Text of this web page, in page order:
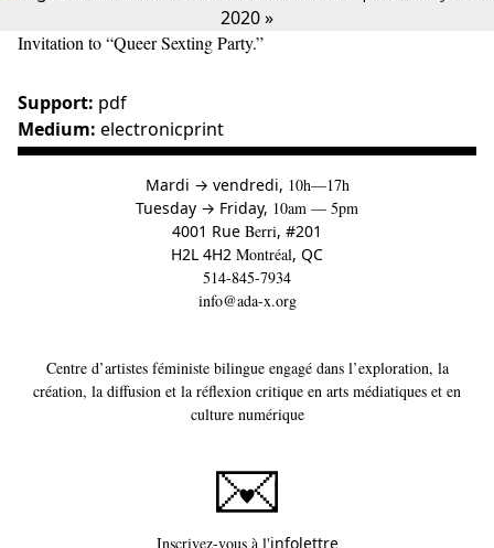
Invitation to “Queer Sexting Party.”
Support: pdf
Medium: electronicprint
Mardi →àvendredi, 10h—17h
Tuesday → to
Friday, 10am — 5pm
4001 Rue Berri, #201
H2L 4H2 Montréal, QC
514-845-7934
info@ada-x.org
Centre d’artistes féministe bilingue engagé dans l’exploration, la
création, la diffusion et la réflexion critique en arts médiatiques et en
culture numérique
Inscrivez-vous à l'infolettreCe lien s'ouvrira dans